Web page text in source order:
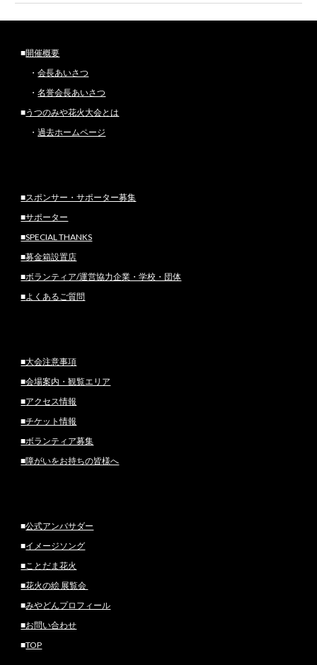
■開催概要
・会長あいさつ
・名誉会長あいさつ
■うつのみや花火大会とは
・過去ホームページ
■スポンサー・サポーター募集
■サポーター
■SPECIAL THANKS
■募金箱設置店
■ボランティア/運営協力企業・学校・団体
■よくあるご質問
■大会注意事項
■会場案内・観覧エリア
■アクセス情報
■チケット情報
■ボランティア募集
■障がいをお持ちの皆様へ
■公式アンバサダー
■イメージソング
■ことだま花火
■花火の絵 展覧会
■みやどんプロフィール
■お問い合わせ
■TOP